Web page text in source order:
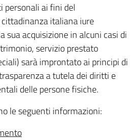
personali ai fini del
italiana iure
sua acquisizione in alcuni casi di
servizio prestato
sarà improntato ai principi di
a tutela dei diritti e
delle persone fisiche.
le seguenti informazioni: